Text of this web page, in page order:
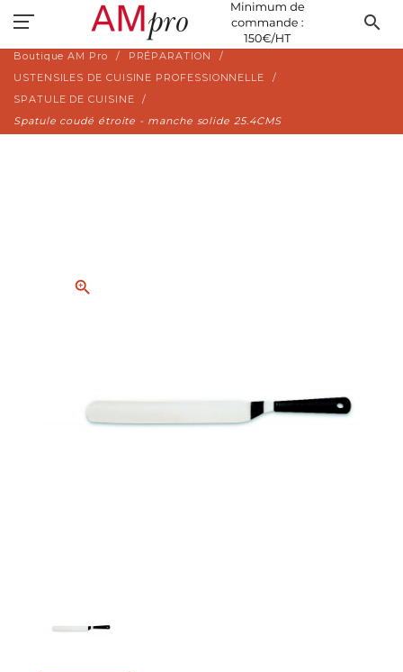
search
Boutique AM Pro
PRÉPARATION
USTENSILES DE CUISINE PROFESSIONNELLE
SPATULE DE CUISINE
Spatule coudé étroite - manche solide 25.4CMS
zoom_in